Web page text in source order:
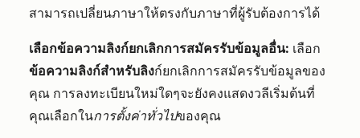
สามารถเปลี่ยนภาษาให้ตรงกับภาษาที่ผู้รับต้องการได้
เลือกข้อความลิงก์ยกเลิกการสมัครรับข้อมูลอื่น: เลือก
ข้อความลิงก์สำหรับลิงก์ยกเลิกการสมัครรับข้อมูลของ
คุณ การลงทะเบียนใหม่ใดๆจะยังคงแสดงวลีเริ่มต้นที่
คุณเลือกในการตั้งค่าทั่วไปของคุณ